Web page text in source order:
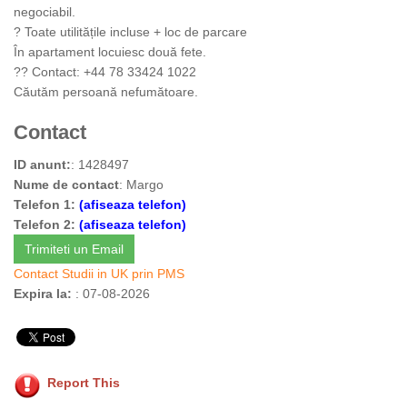
negociabil.
? Toate utilitățile incluse + loc de parcare
În apartament locuiesc două fete.
?? Contact: +44 78 33424 1022
Căutăm persoană nefumătoare.
Contact
ID anunt:: 1428497
Nume de contact: Margo
Telefon 1: (afiseaza telefon)
Telefon 2: (afiseaza telefon)
Trimiteti un Email
Contact Studii in UK prin PMS
Expira la: : 07-08-2026
Report This